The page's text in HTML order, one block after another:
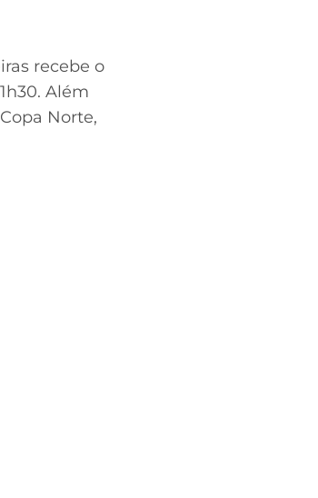
recebe o
Além
Norte,